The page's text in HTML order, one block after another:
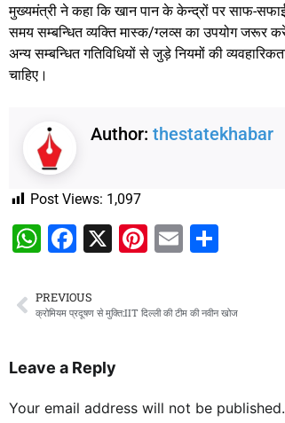
मुख्यमंत्री ने कहा कि खान पान के केन्द्रों पर साफ-सफाई
समय सम्बन्धित व्यक्ति मास्क/ग्लव्स का उपयोग जरूर करें,
अन्य सम्बन्धित गतिविधियों से जुड़े नियमों की
चाहिए।
Author: thestatekhabar
Post Views: 1,097
WhatsApp
Facebook
X Pinterest
Email
PREVIOUS
क्रोमियम प्रदूषण से मुक्ति:IIT दिल्ली की टीम की नवीन खोज
Leave a Reply
Your email address will not be published.